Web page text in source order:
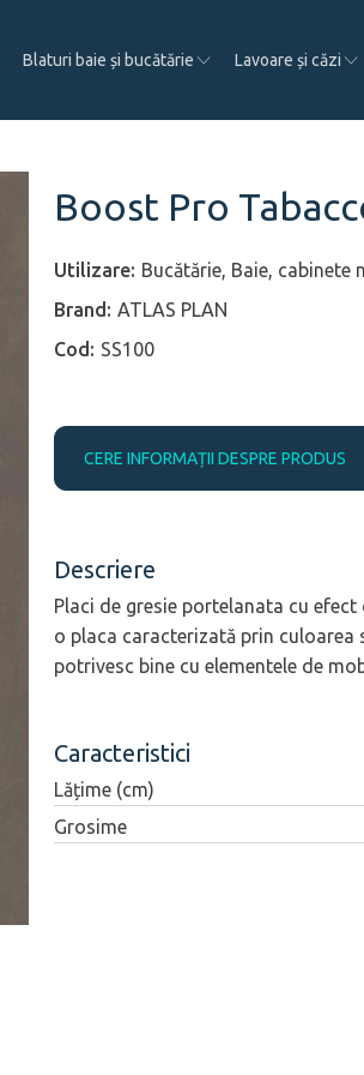
Blaturi baie și bucătărie Lavoare și căzi
Boost Pro
Bucătărie, Baie, cabinete
ATLAS PLAN
SS100
CERE INFORMAȚII DESPRE PRODUS
Descriere
Placi de gresie portelanata cu
o placa caracterizată prin culoarea
potrivesc bine cu elementele de
Caracteristici
Lățime (cm)
Grosime